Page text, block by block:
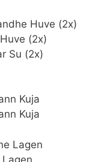
Huve (2x)
(2x)
Su (2x)
Kuja
Kuja
Lagen